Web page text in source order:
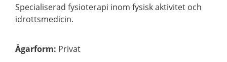
Specialiserad fysioterapi inom fysisk aktivitet och
idrottsmedicin.
Ägarform: Privat